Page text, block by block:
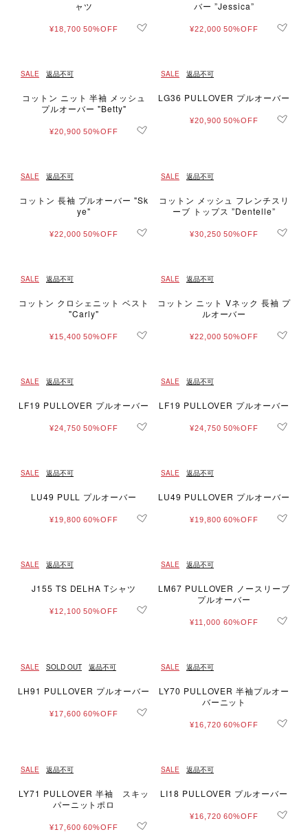
ャツ
¥18,700 50%OFF
バー ”Jessica”
¥22,000 50%OFF
SALE 返品不可
コットン ニット 半袖 メッシュ
プルオーバー "Betty"
¥20,900 50%OFF
SALE 返品不可
LG36 PULLOVER プルオーバー
¥20,900 50%OFF
SALE 返品不可
コットン 長袖 プルオーバー "Sk
ye"
¥22,000 50%OFF
SALE 返品不可
コットン メッシュ フレンチスリ
ーブ トップス ”Dentelle”
¥30,250 50%OFF
SALE 返品不可
コットン クロシェニット ベスト
"Carly"
¥15,400 50%OFF
SALE 返品不可
コットン ニット Vネック 長袖 プ
ルオーバー
¥22,000 50%OFF
SALE 返品不可
LF19 PULLOVER プルオーバー
¥24,750 50%OFF
SALE 返品不可
LF19 PULLOVER プルオーバー
¥24,750 50%OFF
SALE 返品不可
LU49 PULL プルオーバー
¥19,800 60%OFF
SALE 返品不可
LU49 PULLOVER プルオーバー
¥19,800 60%OFF
SALE 返品不可
J155 TS DELHA Tシャツ
¥12,100 50%OFF
SALE 返品不可
LM67 PULLOVER ノースリーブ
プルオーバー
¥11,000 60%OFF
SALE SOLD OUT 返品不可
LH91 PULLOVER プルオーバー
¥17,600 60%OFF
SALE 返品不可
LY70 PULLOVER 半袖プルオー
バーニット
¥16,720 60%OFF
SALE 返品不可
LY71 PULLOVER 半袖 スキッ
パーニットポロ
¥17,600 60%OFF
SALE 返品不可
LI18 PULLOVER プルオーバー
¥16,720 60%OFF